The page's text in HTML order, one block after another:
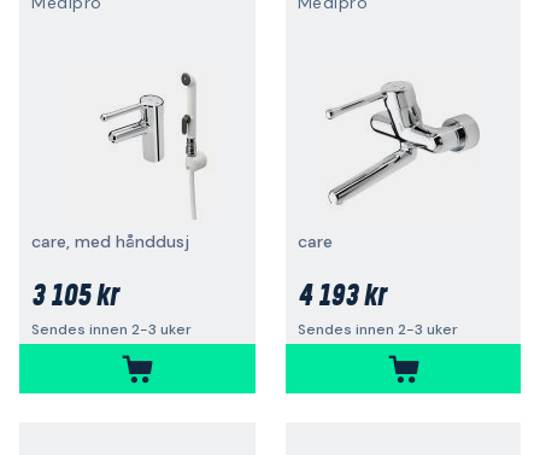
care, med hånddusj
3 105 kr
Sendes innen 2-3 uker
care
4 193 kr
Sendes innen 2-3 uker